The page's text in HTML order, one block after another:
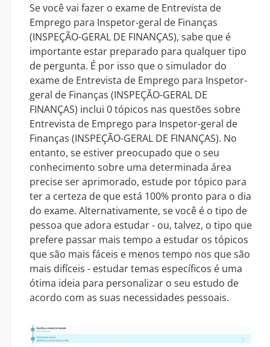
Se você vai fazer o exame de Entrevista de
Emprego para Inspetor-geral de Finanças
(INSPEÇÃO-GERAL DE FINANÇAS), sabe que é
importante estar preparado para qualquer tipo
de pergunta. É por isso que o simulador do
exame de Entrevista de Emprego para Inspetor-
geral de Finanças (INSPEÇÃO-GERAL DE
FINANÇAS) inclui 0 tópicos nas questões sobre
Entrevista de Emprego para Inspetor-geral de
Finanças (INSPEÇÃO-GERAL DE FINANÇAS). No
entanto, se estiver preocupado que o seu
conhecimento sobre uma determinada área
precise ser aprimorado, estude por tópico para
ter a certeza de que está 100% pronto para o dia
do exame. Alternativamente, se você é o tipo de
pessoa que adora estudar - ou, talvez, o tipo que
prefere passar mais tempo a estudar os tópicos
que são mais fáceis e menos tempo nos que são
mais difíceis - estudar temas específicos é uma
ótima ideia para personalizar o seu estudo de
acordo com as suas necessidades pessoais.